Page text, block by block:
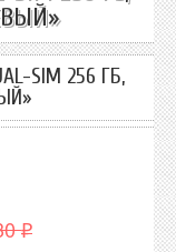
SIM 256 ГБ,
₽